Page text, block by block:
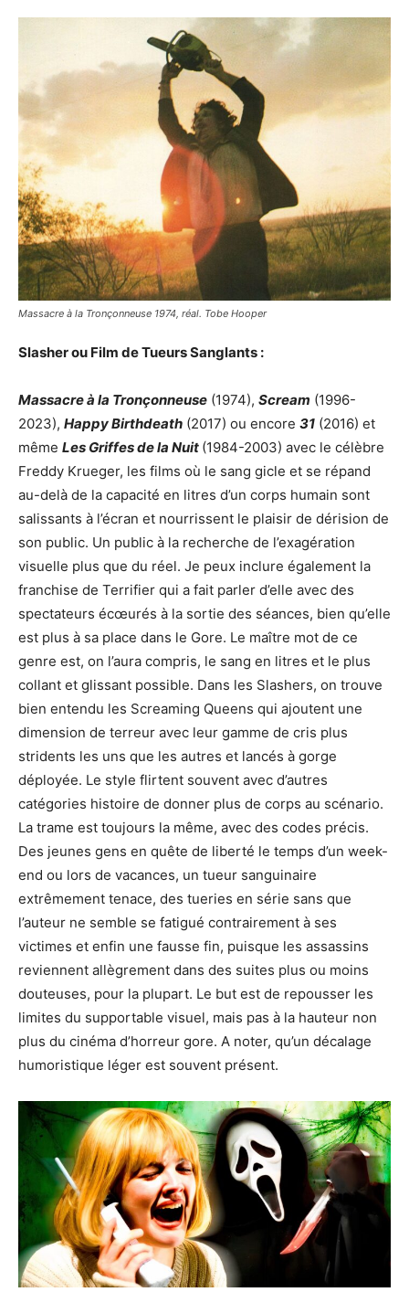
Massacre à la Tronçonneuse 1974, réal. Tobe Hooper
Slasher ou Film de Tueurs Sanglants :
Massacre à la Tronçonneuse (1974), Scream (1996-
2023), Happy Birthdeath (2017) ou encore 31 (2016) et
même Les Griffes de la Nuit (1984-2003) avec le célèbre
Freddy Krueger, les films où le sang gicle et se répand
au-delà de la capacité en litres d’un corps humain sont
salissants à l’écran et nourrissent le plaisir de dérision de
son public. Un public à la recherche de l’exagération
visuelle plus que du réel. Je peux inclure également la
franchise de Terrifier qui a fait parler d’elle avec des
spectateurs écœurés à la sortie des séances, bien qu’elle
est plus à sa place dans le Gore. Le maître mot de ce
genre est, on l’aura compris, le sang en litres et le plus
collant et glissant possible. Dans les Slashers, on trouve
bien entendu les Screaming Queens qui ajoutent une
dimension de terreur avec leur gamme de cris plus
stridents les uns que les autres et lancés à gorge
déployée. Le style flirtent souvent avec d’autres
catégories histoire de donner plus de corps au scénario.
La trame est toujours la même, avec des codes précis.
Des jeunes gens en quête de liberté le temps d’un week-
end ou lors de vacances, un tueur sanguinaire
extrêmement tenace, des tueries en série sans que
l’auteur ne semble se fatigué contrairement à ses
victimes et enfin une fausse fin, puisque les assassins
reviennent allègrement dans des suites plus ou moins
douteuses, pour la plupart. Le but est de repousser les
limites du supportable visuel, mais pas à la hauteur non
plus du cinéma d’horreur gore. A noter, qu’un décalage
humoristique léger est souvent présent.